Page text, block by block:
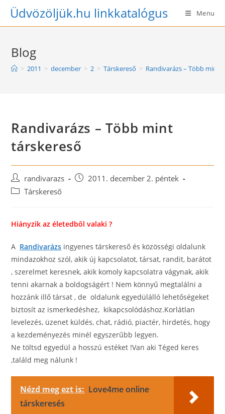
SkipÜdvözöljük.hu linkkatalógus Menu
Blog
> 2011 > december > 2 > Társkereső > Randivarázs – Több mint
Randivarázs – Több mint
társkereső
Post
author:
randivarazs
Post2011. december 2. péntek
PostTárskereső
Hiányzik az életedből valaki ?
A Randivarázs ingyenes társkereső és közösségi oldalunk
mindazokhoz szól, akik új kapcsolatot, társat, randit, barátot
, szerelmet keresnek, akik komoly kapcsolatra vágynak, akik
tenni akarnak a boldogságért ! Nem könnyű megtalálni a
hozzánk illő társat , de oldalunk egyedülálló lehetőségeket
biztosít az ismerkedéshez, kikapcsolódáshoz.Korlátlan
levelezés, üzenet küldés, chat, rádió, piactér, hirdetés, hogy
a kezdeményezés minél egyszerűbb legyen.
Ne töltsd egyedül a hosszú estéket !Van aki Téged keres
,találd meg nálunk !
Nézd meg ezt is: Love4me online
társkeresés